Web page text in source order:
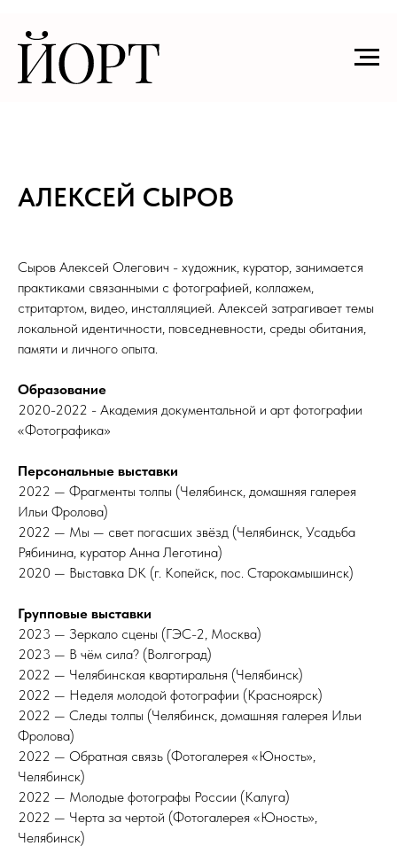
АЛЕКСЕЙ СЫРОВ
Сыров Алексей Олегович - художник, куратор, занимается
практиками связанными с фотографией, коллажем,
стритартом, видео, инсталляцией. Алексей затрагивает темы
локальной идентичности, повседневности, среды обитания,
памяти и личного опыта.
Образование
2020-2022 - Академия документальной и арт фотографии
«Фотографика»
Персональные выставки
2022 — Фрагменты толпы (Челябинск, домашняя галерея
Ильи Фролова)
2022 — Мы — свет погасших звёзд (Челябинск, Усадьба
Рябинина, куратор Анна Леготина)
2020 — Выставка DK (г. Копейск, пос. Старокамышинск)
Групповые выставки
2023 — Зеркало сцены (ГЭС-2, Москва)
2023 — В чём сила? (Волгоград)
2022 — Челябинская квартиральня (Челябинск)
2022 — Неделя молодой фотографии (Красноярск)
2022 — Следы толпы (Челябинск, домашняя галерея Ильи
Фролова)
2022 — Обратная связь (Фотогалерея «Юность»,
Челябинск)
2022 — Молодые фотографы России (Калуга)
2022 — Черта за чертой (Фотогалерея «Юность»,
Челябинск)